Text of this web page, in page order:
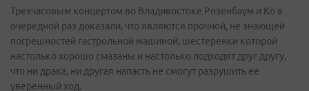
Трехчасовым концертом во Владивостоке Розенбаум и Ко в
очередной раз доказали, что являются прочной, не знающей
погрешностей гастрольной машиной, шестеренки которой
настолько хорошо смазаны и настолько подходят друг другу,
что ни драка, ни другая напасть не смогут разрушить ее
уверенный ход.